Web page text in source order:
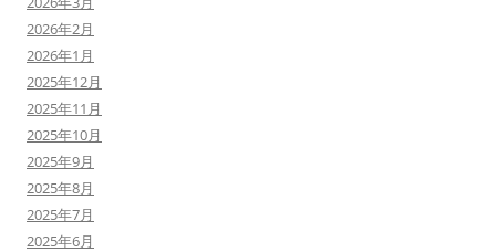
2026年2月
2026年1月
2025年12月
2025年11月
2025年10月
2025年9月
2025年8月
2025年7月
2025年6月